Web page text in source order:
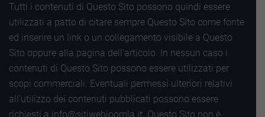
Tutti i contenuti di Questo Sito possono quindi essere
utilizzati a patto di citare sempre Questo Sito come fonte
ed inserire un link o un collegamento visibile a Questo
Sito oppure alla pagina dell'articolo. In nessun caso i
contenuti di Questo Sito possono essere utilizzati per
scopi commerciali. Eventuali permessi ulteriori relativi
all'utilizzo dei contenuti pubblicati possono essere
richiesti a info@sitiwebjoomla.it. Questo Sito non è